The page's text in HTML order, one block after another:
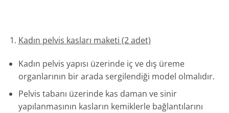
Kadın pelvis kasları maketi (2 adet)
Kadın pelvis yapısı üzerinde iç ve dış üreme
organlarının bir arada sergilendiği model olmalıdır.
Pelvis tabanı üzerinde kas daman ve sinir
yapılanmasının kasların kemiklerle bağlantılarını